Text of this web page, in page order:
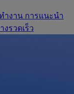
ำงาน การแนะนำ
รวดเร็ว